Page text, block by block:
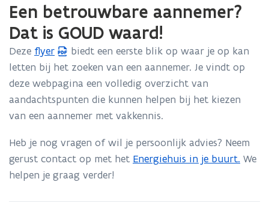
bevindt
zich
op:
Een
betrouwbare
aannemer?
Dat
waard!
Een betrouwbare aannemer?
Dat is GOUD waard!
Deze flyer
(
P
D
F
b
s
t
a
biedt een eerste blik op waar je op kan
letten bij het zoeken van een aannemer. Je vindt op
deze webpagina een volledig overzicht van
aandachtspunten die kunnen helpen bij het kiezen
van een aannemer met vakkennis.
Heb je nog vragen of wil je persoonlijk advies? Neem
gerust contact op met het Energiehuis in je buurt. We
helpen je graag verder!